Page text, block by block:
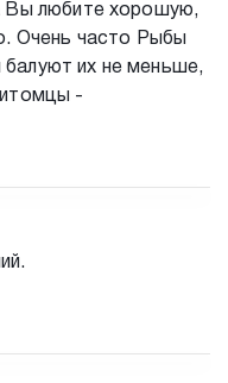
Вы любите хорошую,
Очень часто Рыбы
их не меньше,
-